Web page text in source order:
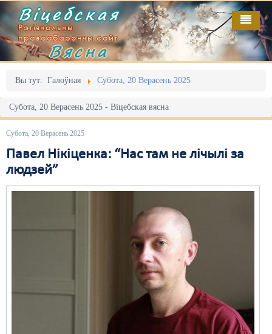
Віцебская
Рэгіянальны
праваабарончы сайт
Вясна
Вы тут: Галоўная Субота, 20 Верасень 2025
Субота, 20 Верасень 2025 - Віцебская вясна
Субота, 20 Верасень 2025
Павел Нікіценка: “Нас там не лічылі за
людзей”
Галоўная
Адміністрацыйны перасьлед
Акцыі
Выбары
Грамадзянскія ініцыятывы
КПЧ ААН
Выданьні
Відэа
Пра нас
RSS